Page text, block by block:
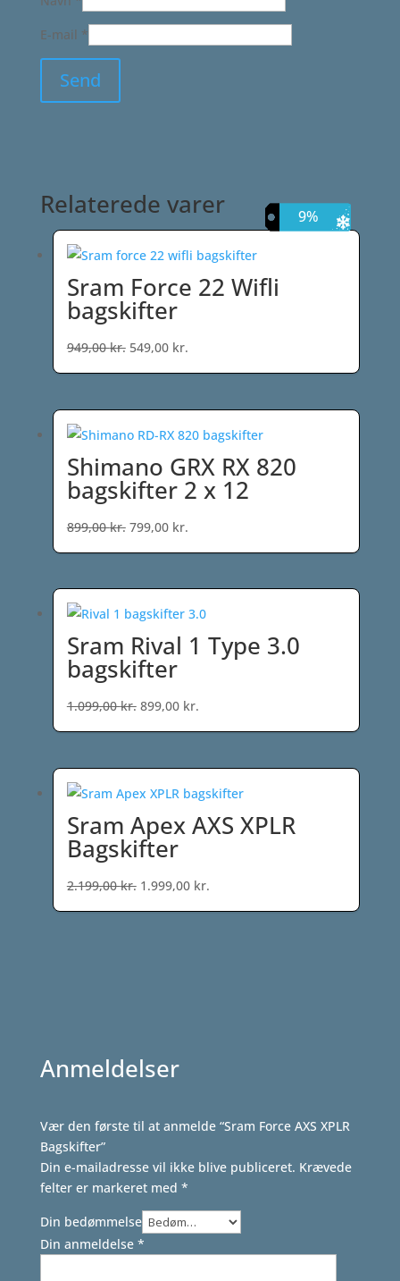
E-mail *
Relaterede varer 42%
Sram Force 22 Wifli
bagskifter
949,00kr. Den
oprindelige
var:
949,00 kr..
549,00 kr.Den
aktuelle
er:
549,00 kr..
11%
Shimano GRX RX 820
bagskifter 2 x 12
899,00kr. Den
oprindelige
899,00 kr..
799,00 kr.
aktuelle
799,00 kr..
18%
Sram Rival 1 Type 3.0
bagskifter
1.099,00kr. Den
oprindelige
1.099,00 kr..
899,00 kr.Den
aktuelle
899,00 kr..
9%
Sram Apex AXS XPLR
Bagskifter
2.199,00kr. Den
oprindelige
1.999,00 kr.
aktuelle
Anmeldelser
Vær den første til at anmelde “Sram Force AXS XPLR
Bagskifter”
Din e-mailadresse vil ikke blive publiceret. Krævede
felter er markeret med *
Din bedømmelse
Din anmeldelse *